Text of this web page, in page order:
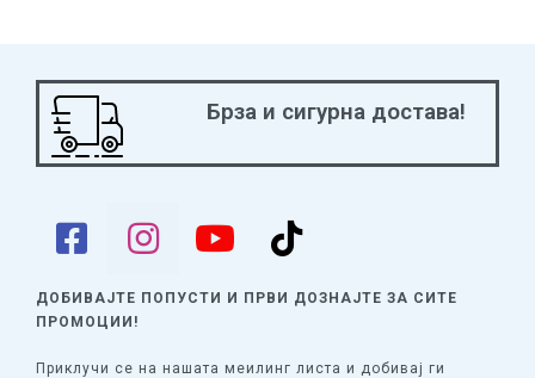
Брза и сигурна достава!
ДОБИВАЈТЕ ПОПУСТИ И ПРВИ ДОЗНАЈТЕ ЗА СИТЕ
ПРОМОЦИИ!
Приклучи се на нашата меилинг листа и добивај ги